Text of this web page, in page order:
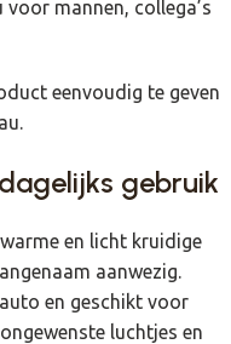
mannen, collega’s
eenvoudig te geven
gebruik
en licht kruidige
aanwezig.
en geschikt voor
luchtjes en